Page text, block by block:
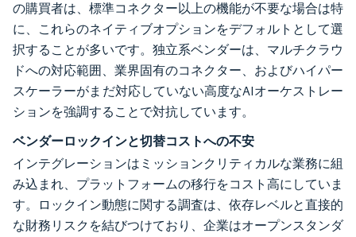
の購買者は、標準コネクター以上の機能が不要な場合は特
に、これらのネイティブオプションをデフォルトとして選
択することが多いです。独立系ベンダーは、マルチクラウ
ドへの対応範囲、業界固有のコネクター、およびハイパー
スケーラーがまだ対応していない高度なAIオーケストレー
ションを強調することで対抗しています。
ベンダーロックインと切替コストへの不安
インテグレーションはミッションクリティカルな業務に組
み込まれ、プラットフォームの移行をコスト高にしていま
す。ロックイン動態に関する調査は、依存レベルと直接的
な財務リスクを結びつけており、企業はオープンスタンダ